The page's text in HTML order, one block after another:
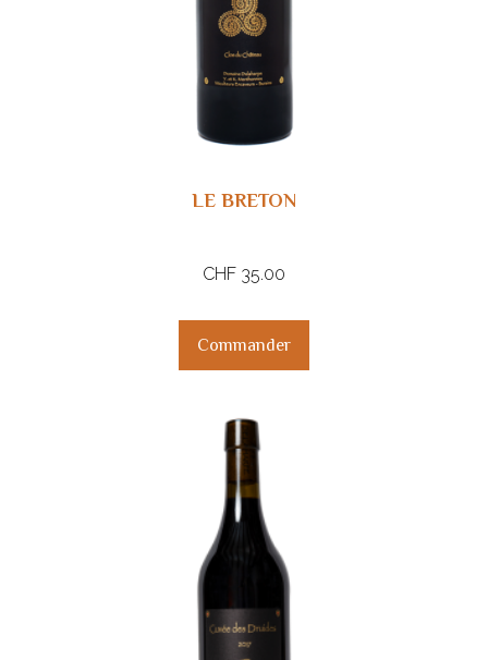
LE BRETON
CHF35.00
Commander